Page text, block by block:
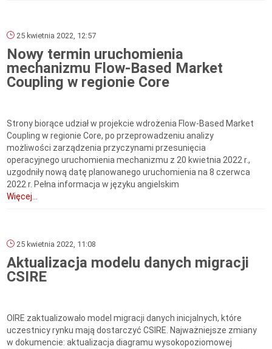
25 kwietnia 2022, 12:57
Nowy termin uruchomienia
mechanizmu Flow-Based Market
Coupling w regionie Core
Strony biorące udział w projekcie wdrożenia Flow-Based Market
Coupling w regionie Core, po przeprowadzeniu analizy
możliwości zarządzenia przyczynami przesunięcia
operacyjnego uruchomienia mechanizmu z 20 kwietnia 2022 r.,
uzgodniły nową datę planowanego uruchomienia na 8 czerwca
2022 r. Pełna informacja w języku angielskim
Więcej...
25 kwietnia 2022, 11:08
Aktualizacja modelu danych migracji
CSIRE
OIRE zaktualizowało model migracji danych inicjalnych, które
uczestnicy rynku mają dostarczyć CSIRE. Najważniejsze zmiany
w dokumencie: aktualizacja diagramu wysokopoziomowej